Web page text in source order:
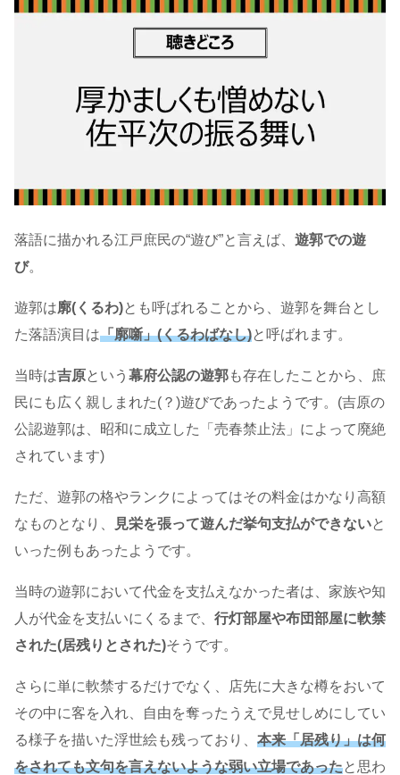
落語に描かれる江戸庶民の“遊び”と言えば、 遊郭での遊
び。
遊郭は廓(くるわ)とも呼ばれることから、遊郭を舞台とし
た落語演目は「廓噺」(くるわばなし)と呼ばれます。
当時は吉原という 幕府公認の遊郭も存在したことから、庶
民にも広く親しまれた(？)遊びであったようです。(吉原の
公認遊郭は、昭和に成立した「売春禁止法」によって廃絶
されています)
ただ、遊郭の格やランクによってはその料金はかなり高額
なものとなり、
見栄を張って遊んだ挙句支払ができないと
いった例もあったようです。
当時の遊郭において代金を支払えなかった者は、家族や知
人が代金を支払いにくるまで、 行灯部屋や布団部屋に軟禁
された(居残りとされた)そうです。
さらに単に軟禁するだけでなく、店先に大きな樽をおいて
その中に客を入れ、自由を奪ったうえで見せしめにしてい
る様子を描いた浮世絵も残っており、 本来「居残り」は何
をされても文句を言えないような弱い立場であったと思わ